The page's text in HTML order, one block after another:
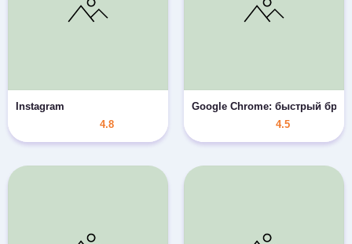
Instagram
4.8
Google Chrome: быстрый
4.5